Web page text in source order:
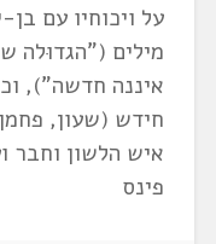
על ויכוחיו עם
מילים ("הגדוּלה
איננה חדשה"),
חידש (שעון,
איש הלשון וחבר
פינס